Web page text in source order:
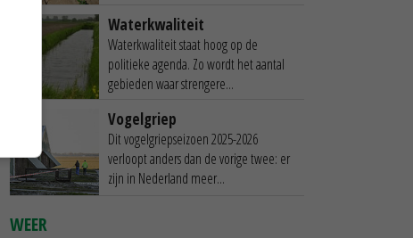
Waterkwaliteit
Waterkwaliteit staat hoog op de
politieke agenda. Zo wordt het aantal
gebieden waar strengere...
Vogelgriep
Dit vogelgriepseizoen 2025-2026
verloopt anders dan de vorige twee: er
zijn in Nederland meer...
WEER